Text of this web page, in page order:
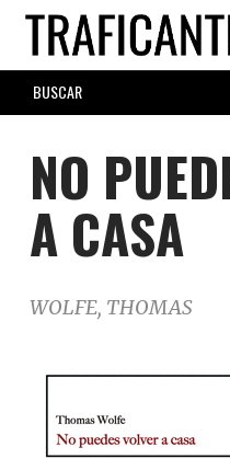
Skip
main
content
SEARCH
FORM
NO
A CASA
WOLFE, THOMAS